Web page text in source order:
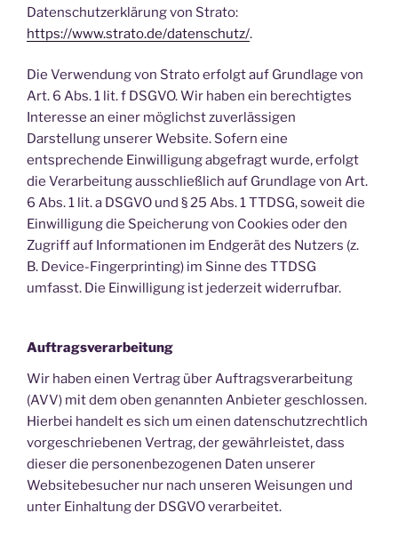
Datenschutzerklärung von Strato:
https://www.strato.de/datenschutz/.
Die Verwendung von Strato erfolgt auf Grundlage von
Art. 6 Abs. 1 lit. f DSGVO. Wir haben ein berechtigtes
Interesse an einer möglichst zuverlässigen
Darstellung unserer Website. Sofern eine
entsprechende Einwilligung abgefragt wurde, erfolgt
die Verarbeitung ausschließlich auf Grundlage von Art.
6 Abs. 1 lit. a DSGVO und § 25 Abs. 1 TTDSG, soweit die
Einwilligung die Speicherung von Cookies oder den
Zugriff auf Informationen im Endgerät des Nutzers (z.
B. Device-Fingerprinting) im Sinne des TTDSG
umfasst. Die Einwilligung ist jederzeit widerrufbar.
Auftragsverarbeitung
Wir haben einen Vertrag über Auftragsverarbeitung
(AVV) mit dem oben genannten Anbieter geschlossen.
Hierbei handelt es sich um einen datenschutzrechtlich
vorgeschriebenen Vertrag, der gewährleistet, dass
dieser die personenbezogenen Daten unserer
Websitebesucher nur nach unseren Weisungen und
unter Einhaltung der DSGVO verarbeitet.